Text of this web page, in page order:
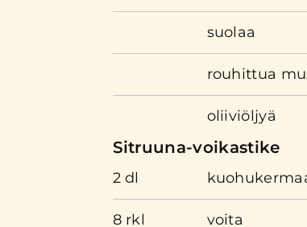
suolaa
rouhittua
oliiviöljyä
Sitruuna-voikastike
2 dl
8 rkl voita